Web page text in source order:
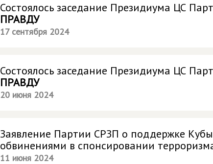
Состоялось заседание Президиума ЦС
ПРАВДУ
17 сентября 2024
Состоялось заседание Президиума ЦС
ПРАВДУ
20 июня 2024
Заявление Партии СРЗП о поддержке
обвинениями в спонсировании
11 июня 2024